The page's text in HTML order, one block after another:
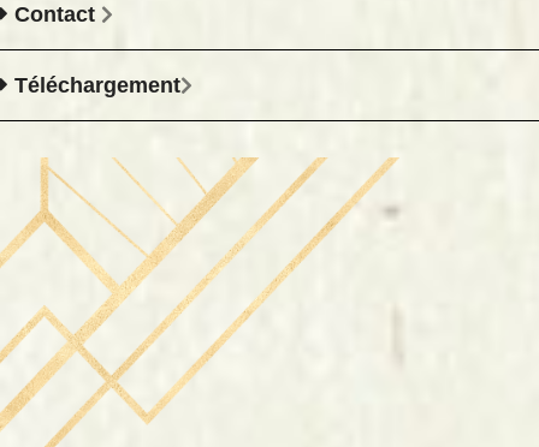
Contact
Téléchargement